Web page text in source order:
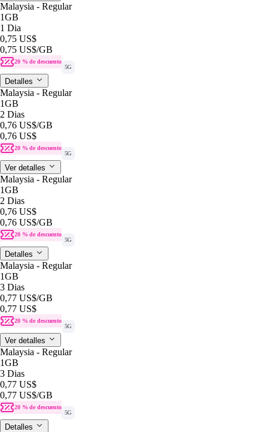
Malaysia - Regular
1GB
1 Dia
0,75 US$
0,75 US$/GB
20 % de descuento
5G
Detalles
Malaysia - Regular
1GB
2 Dias
0,76 US$/GB
0,76 US$
20 % de descuento
5G
Ver detalles
Malaysia - Regular
1GB
2 Dias
0,76 US$
0,76 US$/GB
20 % de descuento
5G
Detalles
Malaysia - Regular
1GB
3 Dias
0,77 US$/GB
0,77 US$
20 % de descuento
5G
Ver detalles
Malaysia - Regular
1GB
3 Dias
0,77 US$
0,77 US$/GB
20 % de descuento
5G
Detalles